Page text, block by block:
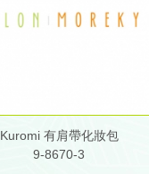
Kuromi 有肩帶化妝包
9-8670-3